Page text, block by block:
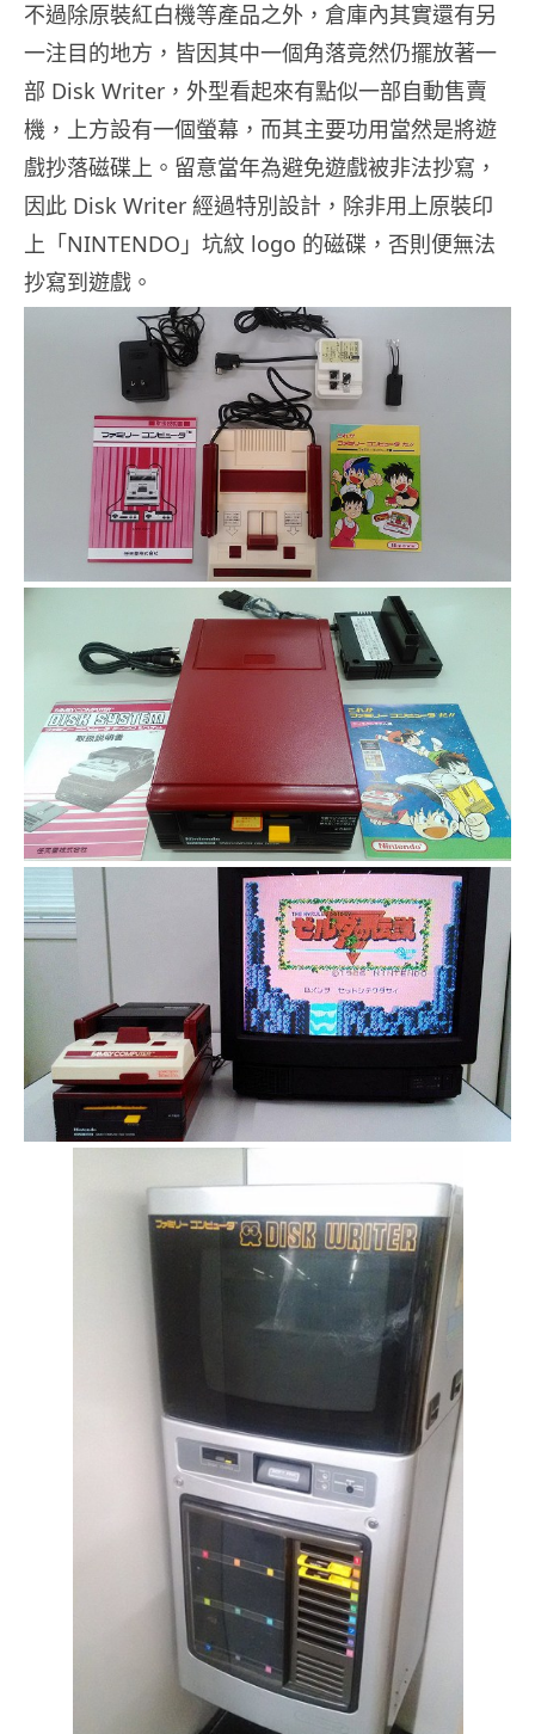
不過除原裝紅白機等產品之外，倉庫內其實還有另
一注目的地方，皆因其中一個角落竟然仍擺放著一
部 Disk Writer，外型看起來有點似一部自動售賣
機，上方設有一個螢幕，而其主要功用當然是將遊
戲抄落磁碟上。留意當年為避免遊戲被非法抄寫，
因此 Disk Writer 經過特別設計，除非用上原裝印
上「NINTENDO」坑紋 logo 的磁碟，否則便無法
抄寫到遊戲。